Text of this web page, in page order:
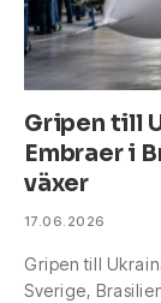
Gripen till
Embraer i
växer
17.06.2026
Gripen till
Sverige,